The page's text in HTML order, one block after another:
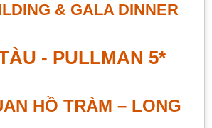
& GALA DINNER
- PULLMAN 5*
HỒ TRÀM – LONG